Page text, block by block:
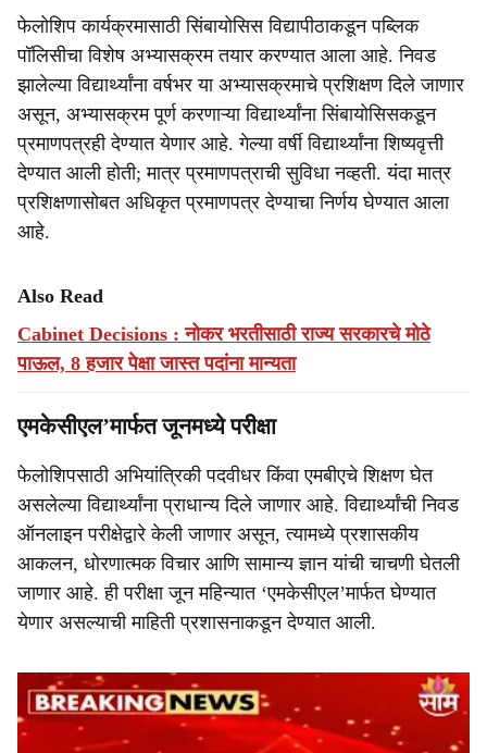
फेलोशिप कार्यक्रमासाठी सिंबायोसिस विद्यापीठाकडून पब्लिक
पॉलिसीचा विशेष अभ्यासक्रम तयार करण्यात आला आहे. निवड
झालेल्या विद्यार्थ्यांना वर्षभर या अभ्यासक्रमाचे प्रशिक्षण दिले जाणार
असून, अभ्यासक्रम पूर्ण करणाऱ्या विद्यार्थ्यांना सिंबायोसिसकडून
प्रमाणपत्रही देण्यात येणार आहे. गेल्या वर्षी विद्यार्थ्यांना शिष्यवृत्ती
देण्यात आली होती; मात्र प्रमाणपत्राची सुविधा नव्हती. यंदा मात्र
प्रशिक्षणासोबत अधिकृत प्रमाणपत्र देण्याचा निर्णय घेण्यात आला
आहे.
Also Read
Cabinet Decisions : नोकर भरतीसाठी राज्य सरकारचे मोठे
पाऊल, 8 हजार पेक्षा जास्त पदांना मान्यता
एमकेसीएल’मार्फत जूनमध्ये परीक्षा
फेलोशिपसाठी अभियांत्रिकी पदवीधर किंवा एमबीएचे शिक्षण घेत
असलेल्या विद्यार्थ्यांना प्राधान्य दिले जाणार आहे. विद्यार्थ्यांची निवड
ऑनलाइन परीक्षेद्वारे केली जाणार असून, त्यामध्ये प्रशासकीय
आकलन, धोरणात्मक विचार आणि सामान्य ज्ञान यांची चाचणी घेतली
जाणार आहे. ही परीक्षा जून महिन्यात ‘एमकेसीएल’मार्फत घेण्यात
येणार असल्याची माहिती प्रशासनाकडून देण्यात आली.